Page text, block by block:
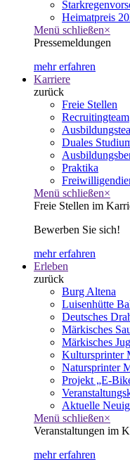
Heimatpreis
Menü schließen×
Pressemeldungen
mehr erfahren
Karriere
zurück
Freie Stellen
Recruitingteam
Duales
Praktika
Menü schließen×
Freie Stellen im
Bewerben Sie sich!
mehr erfahren
Erleben
zurück
Burg Altena
Luisenhütte
Deutsches
Märkisches
Märkisches
Kultursprinter
Natursprinter
Projekt „E-
Aktuelle
Menü schließen×
Veranstaltungen im
mehr erfahren